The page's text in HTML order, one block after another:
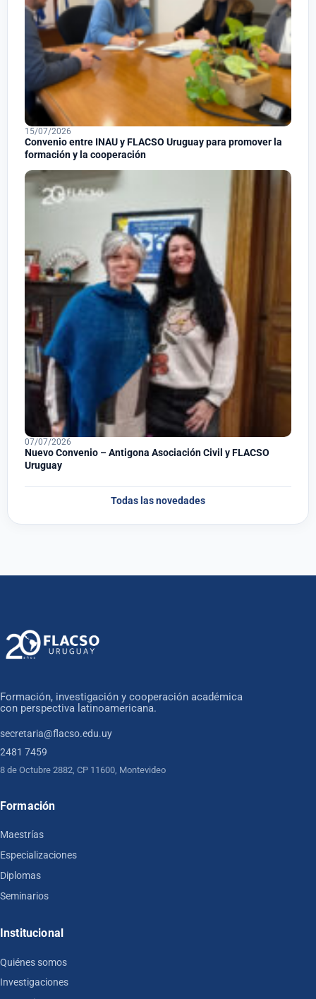
15/07/2026
Convenio entre INAU y FLACSO Uruguay para promover la
formación y la cooperación
07/07/2026
Nuevo Convenio – Antigona Asociación Civil y FLACSO
Uruguay
Todas las novedades
Formación, investigación y cooperación académica
con perspectiva latinoamericana.
secretaria@flacso.edu.uy
2481 7459
8 de Octubre 2882, CP 11600, Montevideo
Formación
Maestrías
Especializaciones
Diplomas
Seminarios
Institucional
Quiénes somos
Investigaciones